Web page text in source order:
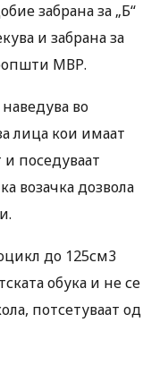
забрана за „Б“
и забрана за
МВР.
во
лица кои имаат
поседуваат
возачка дозвола
до 125см3
обука и не се
потсетуваат од